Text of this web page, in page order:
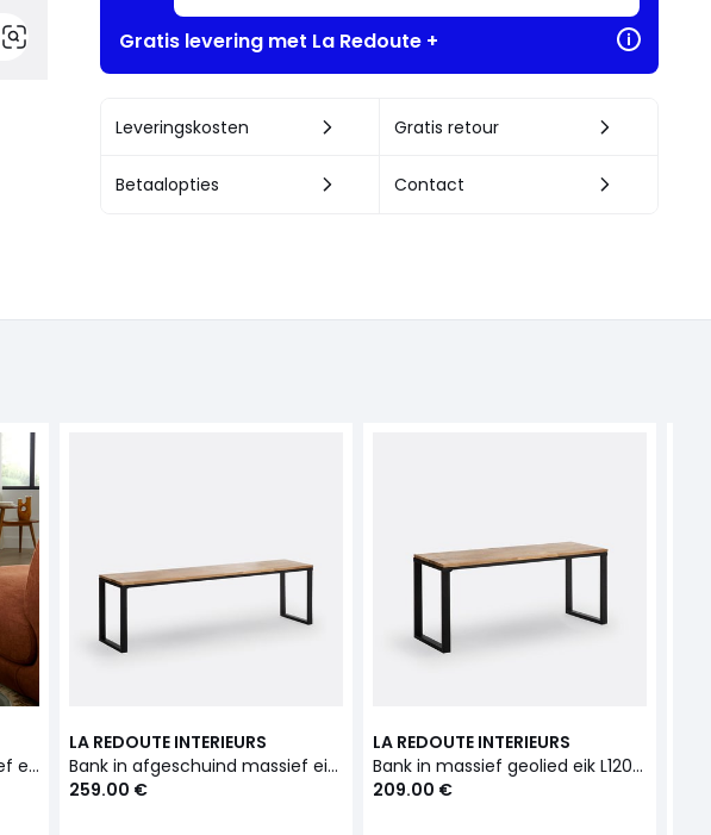
Gratis levering met La Redoute +
Leveringskosten Gratis retour
Betaalopties Contact
Hoek-tv-meubel van massief eiken en staal, HIBA
LA REDOUTE INTERIEURS
Bank in afgeschuind massief eik met vernis L160 cm, Hiba
259.00 €
LA REDOUTE INTERIEURS
Bank in massief geolied eik L120 cm, Hiba
209.00 €